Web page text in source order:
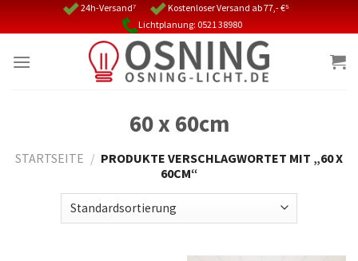
24h-Versand⁷
Kostenloser Versand ab 77,- €⁵
Lichtplanung: 0521 38980
60 x 60cm
STARTSEITE / PRODUKTE VERSCHLAGWORTET MIT „60 X
60CM“